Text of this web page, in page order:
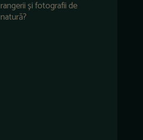
rangerii și fotografii de
natură?